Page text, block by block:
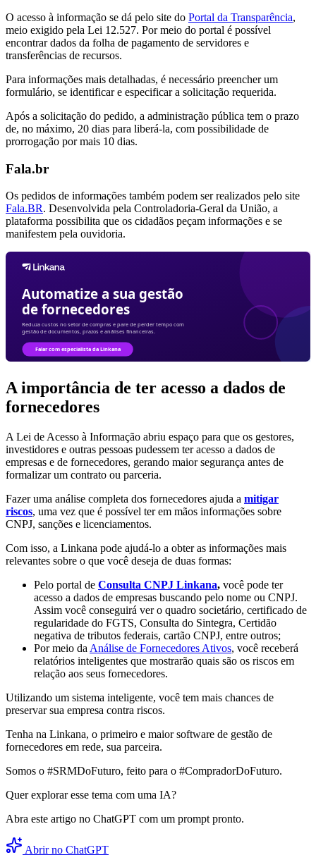
O acesso à informação se dá pelo site do Portal da Transparência,
meio exigido pela Lei 12.527. Por meio do portal é possível
encontrar dados da folha de pagamento de servidores e
transferências de recursos.
Para informações mais detalhadas, é necessário preencher um
formulário, se identificar e especificar a solicitação requerida.
Após a solicitação do pedido, a administração pública tem o prazo
de, no máximo, 20 dias para liberá-la, com possibilidade de
prorrogação por mais 10 dias.
Fala.br
Os pedidos de informações também podem ser realizados pelo site
Fala.BR. Desenvolvida pela Controladoria-Geral da União, a
plataforma possibilita que os cidadãos peçam informações e se
manifestem pela ouvidoria.
A importância de ter acesso a dados de
fornecedores
A Lei de Acesso à Informação abriu espaço para que os gestores,
investidores e outras pessoas pudessem ter acesso a dados de
empresas e de fornecedores, gerando maior segurança antes de
formalizar um contrato ou parceria.
Fazer uma análise completa dos fornecedores ajuda a mitigar
riscos, uma vez que é possível ter em mãos informações sobre
CNPJ, sanções e licenciamentos.
Com isso, a Linkana pode ajudá-lo a obter as informações mais
relevantes sobre o que você deseja de duas formas:
Pelo portal de Consulta CNPJ Linkana, você pode ter
acesso a dados de empresas buscando pelo nome ou CNPJ.
Assim você conseguirá ver o quadro societário, certificado de
regularidade do FGTS, Consulta do Sintegra, Certidão
negativa de tributos federais, cartão CNPJ, entre outros;
Por meio da Análise de Fornecedores Ativos, você receberá
relatórios inteligentes que mostrarão quais são os riscos em
relação aos seus fornecedores.
Utilizando um sistema inteligente, você tem mais chances de
preservar sua empresa contra riscos.
Tenha na Linkana, o primeiro e maior software de gestão de
fornecedores em rede, sua parceira.
Somos o #SRMDoFuturo, feito para o #CompradorDoFuturo.
Quer explorar esse tema com uma IA?
Abra este artigo no ChatGPT com um prompt pronto.
Abrir no ChatGPT